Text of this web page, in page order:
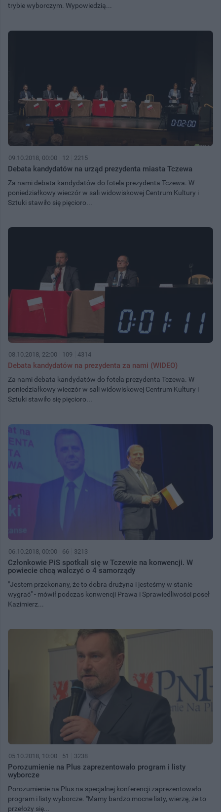
trybie wyborczym. Wypowiedzią...
09.10.2018, 00:00 12 2215
Debata kandydatów na urząd prezydenta miasta Tczewa
Za nami debata kandydatów do fotela prezydenta Tczewa. W
poniedziałkowy wieczór w sali widowiskowej Centrum Kultury i
Sztuki stawiło się pięcioro...
08.10.2018, 22:00 109 4314
Debata kandydatów na prezydenta za nami (WIDEO)
Za nami debata kandydatów do fotela prezydenta Tczewa. W
poniedziałkowy wieczór w sali widowiskowej Centrum Kultury i
Sztuki stawiło się pięcioro...
06.10.2018, 00:00 66 3213
Członkowie PiS spotkali się w Tczewie na konwencji. W
powiecie chcą walczyć o 4 samorządy
"Jestem przekonany, że to dobra drużyna i jesteśmy w stanie
wygrać" - mówił podczas konwencji Prawa i Sprawiedliwości poseł
Kazimierz...
05.10.2018, 10:00 51 3238
Porozumienie na Plus zaprezentowało program i listy
wyborcze
Porozumienie na Plus na specjalnej konferencji zaprezentowało
program i listy wyborcze. "Mamy bardzo mocne listy, wierzę, że to
przełoży się...